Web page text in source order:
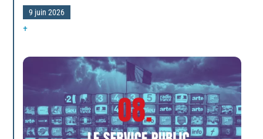
9 juin 2026
+